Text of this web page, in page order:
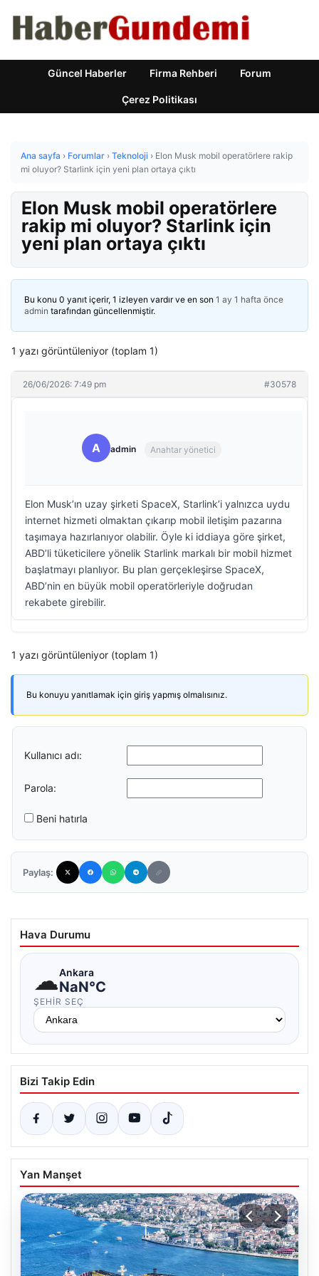
Güncel Haberler Firma Rehberi Forum
Çerez Politikası
Ana sayfa › Forumlar › Teknoloji › Elon Musk mobil operatörlere rakip
mi oluyor? Starlink için yeni plan ortaya çıktı
Elon Musk mobil operatörlere
rakip mi oluyor? Starlink için
yeni plan ortaya çıktı
Bu konu 0 yanıt içerir, 1 izleyen vardır ve en son 1 ay 1 hafta önce
admin tarafından güncellenmiştir.
1 yazı görüntüleniyor (toplam 1)
26/06/2026: 7:49 pm #30578
A admin Anahtar yönetici
Elon Musk’ın uzay şirketi SpaceX, Starlink’i yalnızca uydu
internet hizmeti olmaktan çıkarıp mobil iletişim pazarına
taşımaya hazırlanıyor olabilir. Öyle ki iddiaya göre şirket,
ABD’li tüketicilere yönelik Starlink markalı bir mobil hizmet
başlatmayı planlıyor. Bu plan gerçekleşirse SpaceX,
ABD’nin en büyük mobil operatörleriyle doğrudan
rekabete girebilir.
1 yazı görüntüleniyor (toplam 1)
Bu konuyu yanıtlamak için giriş yapmış olmalısınız.
Kullanıcı adı:
Parola:
Beni hatırla
Paylaş:
Hava Durumu
☁Ankara
NaN°C
ŞEHIR SEÇ
Bizi Takip Edin
Yan Manşet